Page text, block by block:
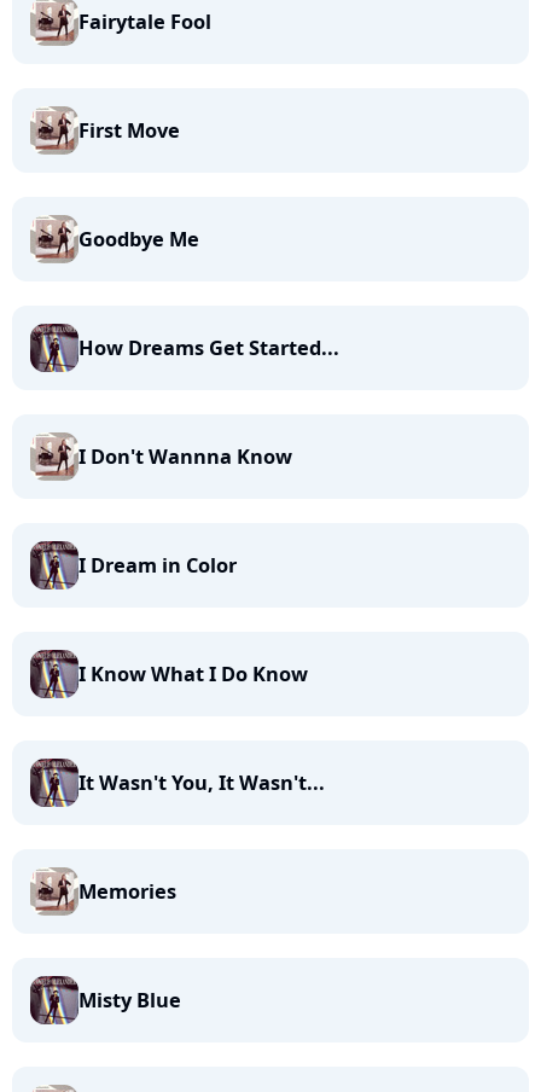
Fairytale Fool
First Move
Goodbye Me
How Dreams Get Started...
I Don't Wannna Know
I Dream in Color
I Know What I Do Know
It Wasn't You, It Wasn't...
Memories
Misty Blue